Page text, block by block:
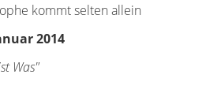
kommt selten allein
2014
Was"